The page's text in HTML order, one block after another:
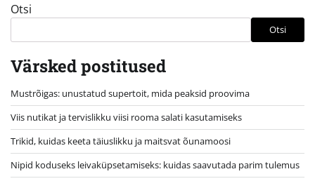
Otsi
Otsi
Värsked postitused
Mustrõigas: unustatud supertoit, mida peaksid proovima
Viis nutikat ja tervislikku viisi rooma salati kasutamiseks
Trikid, kuidas keeta täiuslikku ja maitsvat õunamoosi
Nipid koduseks leivaküpsetamiseks: kuidas saavutada parim tulemus